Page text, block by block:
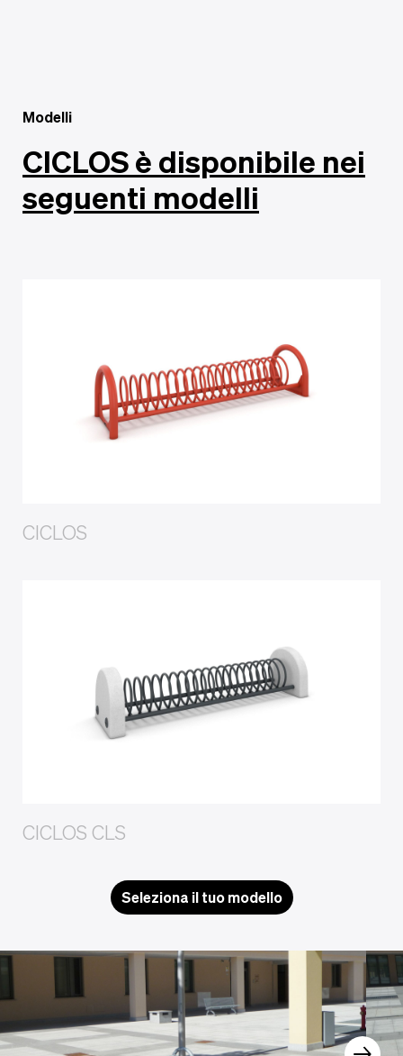
Modelli
CICLOS è disponibile nei
seguenti modelli
CICLOS
CICLOS CLS
Seleziona il tuo modello